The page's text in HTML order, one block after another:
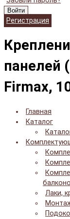
Войти
Регистрация
панелей
Firmax,
Главная
Каталог
Лаки,